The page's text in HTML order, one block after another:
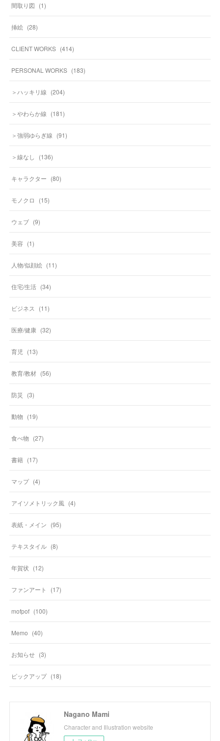
間取り図 (1)
挿絵 (28)
CLIENT WORKS (414)
PERSONAL WORKS (183)
＞ハッキリ線 (204)
＞やわらか線 (181)
＞強弱ゆらぎ線 (91)
＞線なし (136)
キャラクター (80)
モノクロ (15)
ウェブ (9)
美容 (1)
人物/似顔絵 (11)
住宅/生活 (34)
ビジネス (11)
医療/健康 (32)
育児 (13)
教育/教材 (56)
防災 (3)
動物 (19)
食べ物 (27)
書籍 (17)
マップ (4)
アイソメトリック風 (4)
表紙・メイン (95)
テキスタイル (8)
年賀状 (12)
ファンアート (17)
mofpof (100)
Memo (40)
お知らせ (3)
ピックアップ (18)
Nagano Mami
Character and Illustration website